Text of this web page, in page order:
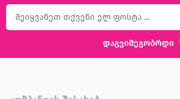
დაგვიმეგობრდი